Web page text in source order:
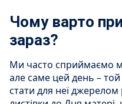
Чому варто
зараз?
Ми часто сприймаємо
але саме цей день –
стати для неї джерелом